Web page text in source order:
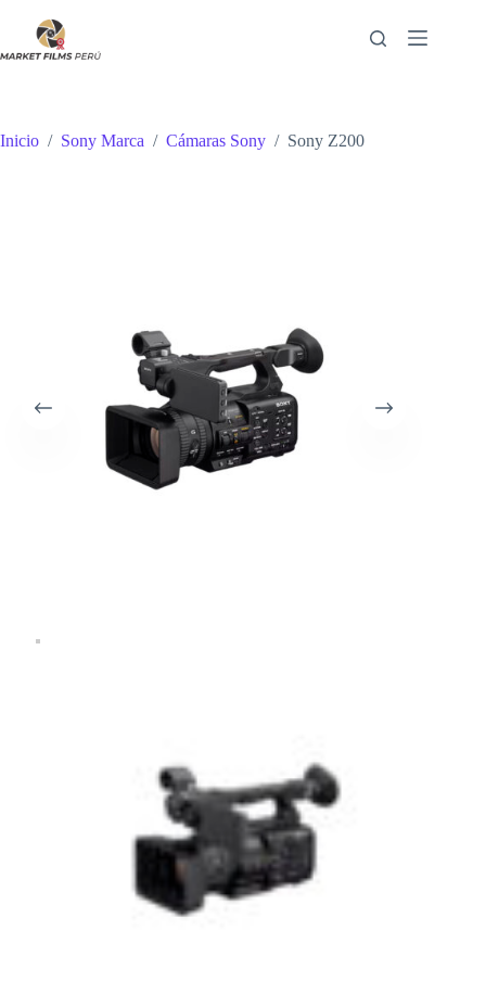
contenido
Inicio / Sony Marca / Cámaras Sony / Sony Z200